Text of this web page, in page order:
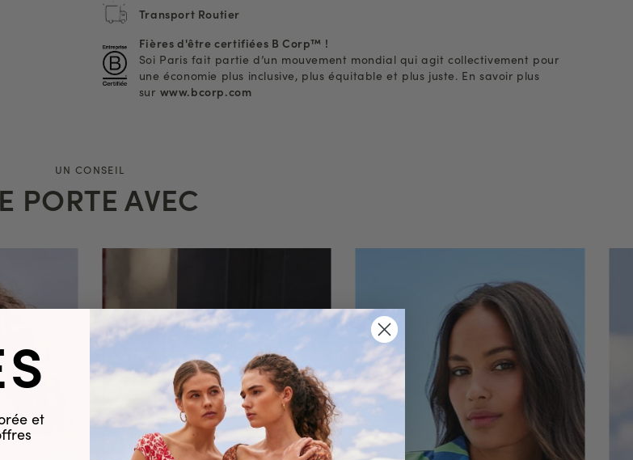
Transport Routier
Fières d'être certifiées B Corp™ !
Soi Paris fait partie d’un mouvement mondial qui agit collectivement pour
une économie plus inclusive, plus équitable et plus juste. En savoir plus
sur www.bcorp.com
UN CONSEIL
PORTE AVEC
et